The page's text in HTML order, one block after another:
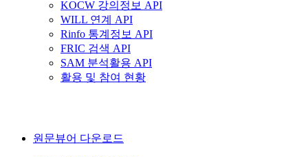
KOCW 강의정보 API
WILL 연계 API
Rinfo 통계정보 API
FRIC 검색 API
SAM 분석활용 API
활용 및 참여 현황
원문뷰어 다운로드